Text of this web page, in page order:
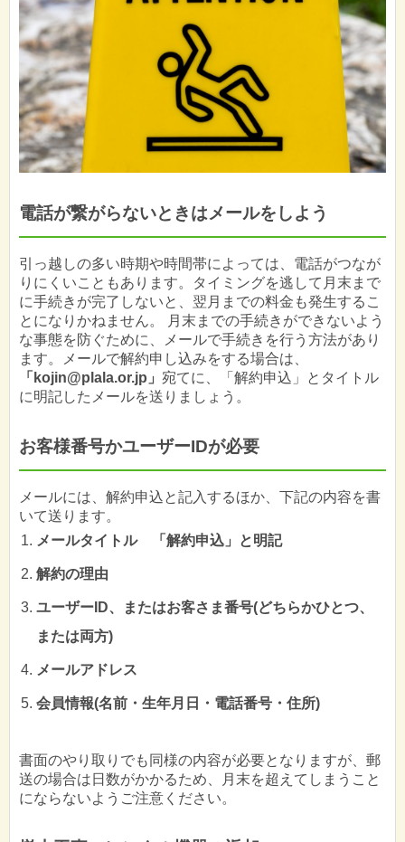
電話が繋がらないときはメールをしよう
引っ越しの多い時期や時間帯によっては、電話がつなが
りにくいこともあります。タイミングを逃して月末まで
に手続きが完了しないと、翌月までの料金も発生するこ
とになりかねません。 月末までの手続きができないよう
な事態を防ぐために、メールで手続きを行う方法があり
ます。メールで解約申し込みをする場合は、
「 kojin@plala.or.jp 」 宛てに、「解約申込」とタイトル
に明記したメールを送りましょう。
お客様番号かユーザーIDが必要
メールには、解約申込と記入するほか、下記の内容を書
いて送ります。
メールタイトル 「解約申込」と明記
解約の理由
ユーザーID、またはお客さま番号(どちらかひとつ、
または両方)
メールアドレス
会員情報(名前・生年月日・電話番号・住所)
書面のやり取りでも同様の内容が必要となりますが、郵
送の場合は日数がかかるため、月末を超えてしまうこと
にならないようご注意ください。